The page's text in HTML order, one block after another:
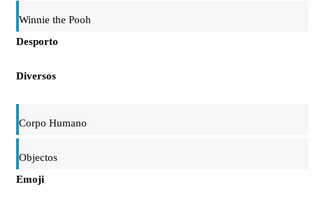
Winnie the Pooh
Desporto
Diversos
Corpo Humano
Objectos
Emoji